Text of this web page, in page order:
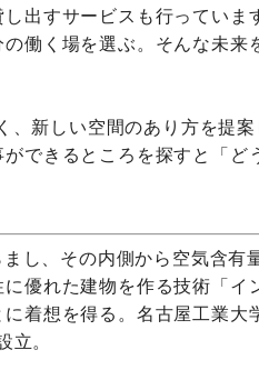
出すサービスも行っていま
働く場を選ぶ。そんな未来
新しい空間のあり方を提案
できるところを探すと「ど
し、その内側から空気含有
優れた建物を作る技術「イ
着想を得る。名古屋工業大
立。